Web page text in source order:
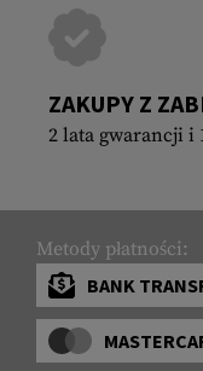
ZAKUPY Z
2 lata gwarancji i
Metody płatności:
BANK